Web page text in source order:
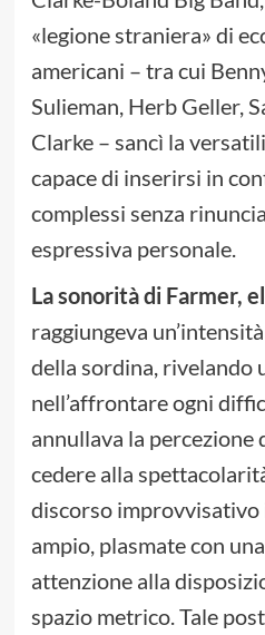
«legione straniera» di
americani – tra cui
Sulieman, Herb Geller,
Clarke – sancì la
capace di inserirsi in
complessi senza
espressiva personale.
La sonorità di Farmer,
raggiungeva
della sordina, rivelando
nell’affrontare ogni
annullava la percezione
cedere alla
discorso
ampio, plasmate con
attenzione alla
spazio metrico. Tale